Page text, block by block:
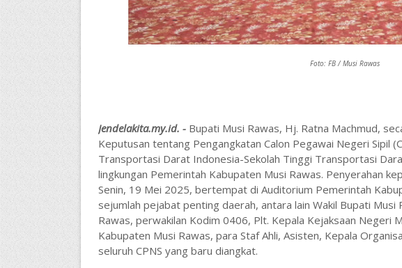
Foto: FB / Musi Rawas
Jendelakita.my.id. -Bupati Musi Rawas, Hj. Ratna Machmud,
Keputusan tentang Pengangkatan Calon Pegawai Negeri Sipil
Transportasi Darat Indonesia-Sekolah Tinggi Transportasi
lingkungan Pemerintah Kabupaten Musi Rawas. Penyerahan
Senin, 19 Mei 2025, bertempat di Auditorium Pemerintah
sejumlah pejabat penting daerah, antara lain Wakil Bupati Musi
Rawas, perwakilan Kodim 0406, Plt. Kepala Kejaksaan Negeri
Kabupaten Musi Rawas, para Staf Ahli, Asisten, Kepala
seluruh CPNS yang baru diangkat.